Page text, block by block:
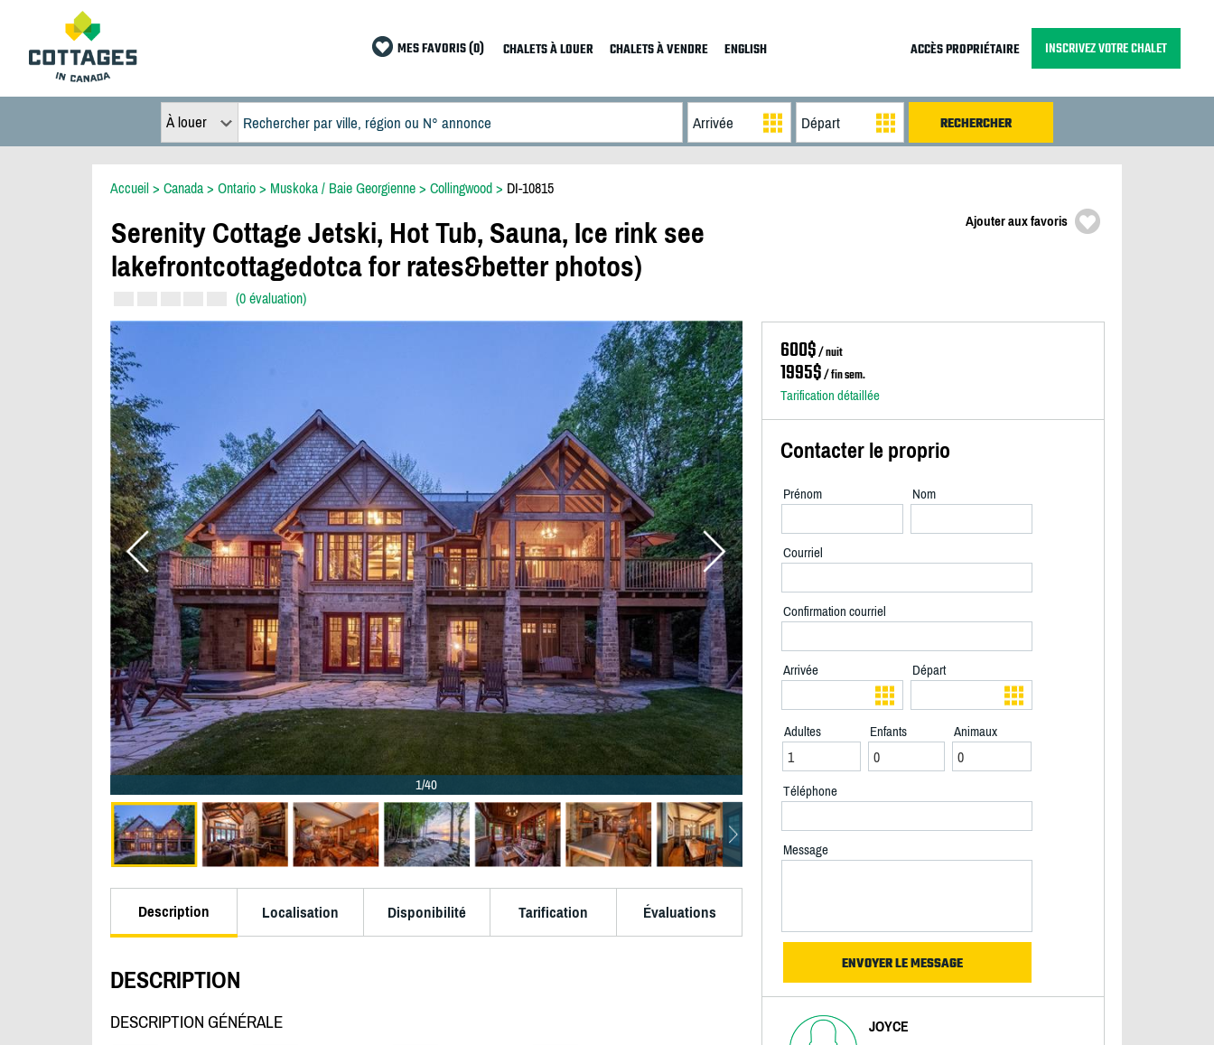
MES FAVORIS (0) CHALETS À LOUER CHALETS À VENDRE ENGLISH ACCÈS PROPRIÉTAIRE INSCRIVEZ VOTRE CHALET
À louer
Accueil > Canada > Ontario > Muskoka / Baie Georgienne > Collingwood > DI-10815
Serenity Cottage Jetski, Hot Tub, Sauna, Ice rink see
lakefrontcottagedotca for rates&better photos)
(0 évaluation)
Ajouter aux favoris
1/40
Description Localisation Disponibilité Tarification Évaluations
DESCRIPTION
DESCRIPTION GÉNÉRALE
600$/ nuit
1995$/ fin sem.
Tarification détaillée
Contacter le proprio
Prénom Nom
Courriel
Confirmation courriel
Arrivée Départ
Adultes Enfants Animaux
Téléphone
Message
JOYCE